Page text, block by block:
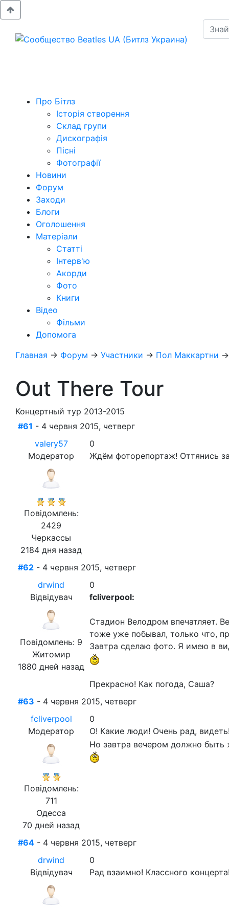
Про Бітлз
Історія створення
Склад групи
Дискографія
Пісні
Фотографії
Новини
Форум
Заходи
Блоги
Оголошення
Матеріали
Статті
Інтерв'ю
Акорди
Фото
Книги
Відео
Фільми
Допомога
Главная → Форум → Участники → Пол Маккартни
Out There Tour
Концертный тур 2013-2015
#61 - 4 червня 2015, четверг
valery57
Модератор
Повідомлень:
2429
Черкассы
2184 дня назад
0
Ждём фоторепортаж! Оттянись
#62 - 4 червня 2015, четверг
drwind
Відвідувач
Повідомлень: 9
Житомир
1880 дней назад
0
fcliverpool:
Стадион Велодром впечатляет.
тоже уже побывал, только что,
Завтра сделаю фото. Я имею в
Прекрасно! Как погода, Саша?
#63 - 4 червня 2015, четверг
fcliverpool
Модератор
Повідомлень:
711
Одесса
70 дней назад
0
О! Какие люди! Очень рад,
Но завтра вечером должно быть
#64 - 4 червня 2015, четверг
drwind
Відвідувач
0
Рад взаимно! Классного